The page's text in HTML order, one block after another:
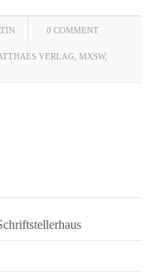
0 COMMENT
VERLAG MXSW,